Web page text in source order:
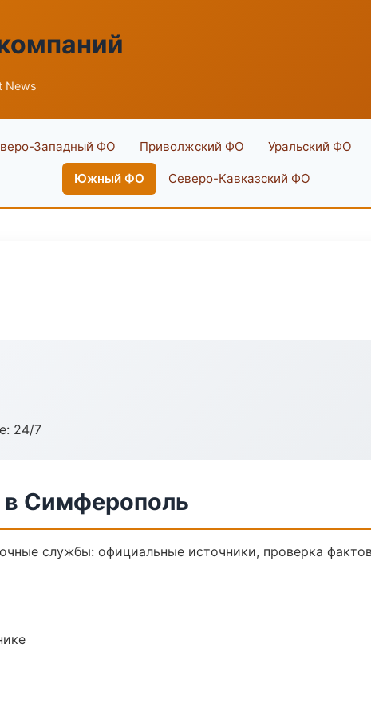
News
Западный ФО Приволжский ФО Уральский ФО
Южный ФО Северо-Кавказский ФО
24/7
Симферополь
службы: официальные источники, проверка